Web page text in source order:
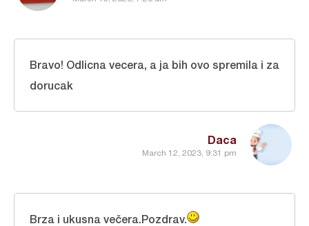
Daca
March 12, 2023, 9:31 pm
Bravo! Odlicna vecera, a ja bih ovo spremila i za
dorucak
Brza i ukusna večera.Pozdrav.